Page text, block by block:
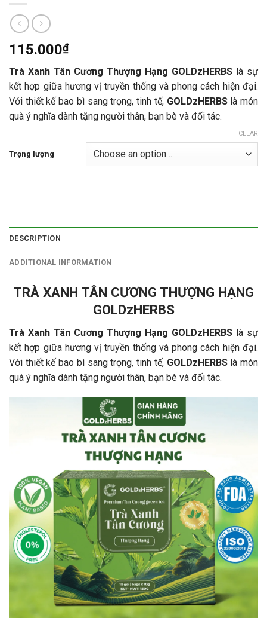
115.000₫
Trà Xanh Tân Cương Thượng Hạng GOLDzHERBS là sự
kết hợp giữa hương vị truyền thống và phong cách hiện đại.
Với thiết kế bao bì sang trọng, tinh tế, GOLDzHERBSlà món
quà ý nghĩa dành tặng người thân, bạn bè và đối tác.
Trọng lượng
CLEAR
DESCRIPTION
ADDITIONAL INFORMATION
TRÀ XANH TÂN CƯƠNG THƯỢNG HẠNG
GOLDzHERBS
Trà Xanh Tân Cương Thượng Hạng GOLDzHERBS là sự
kết hợp giữa hương vị truyền thống và phong cách hiện đại.
Với thiết kế bao bì sang trọng, tinh tế, GOLDzHERBSlà món
quà ý nghĩa dành tặng người thân, bạn bè và đối tác.